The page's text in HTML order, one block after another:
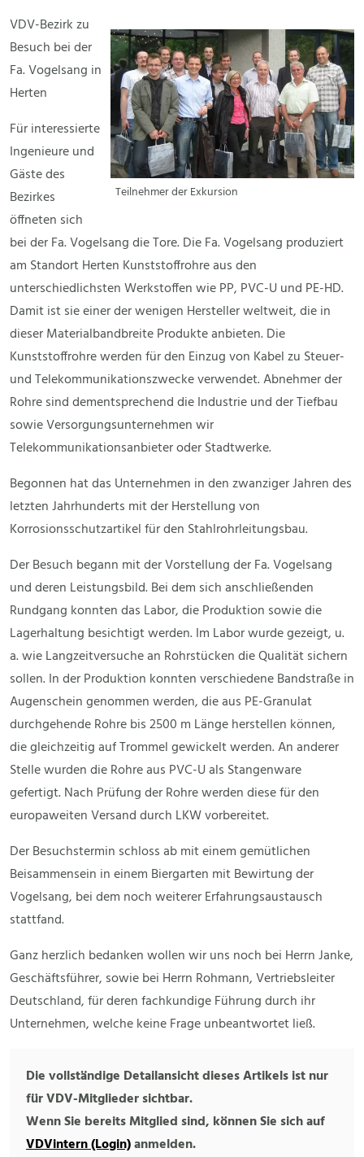
Teilnehmer der Exkursion
VDV-Bezirk zu
Besuch bei der
Fa. Vogelsang in
Herten
Für interessierte
Ingenieure und
Gäste des
Bezirkes
öffneten sich
bei der Fa. Vogelsang die Tore. Die Fa. Vogelsang produziert
am Standort Herten Kunststoffrohre aus den
unterschiedlichsten Werkstoffen wie PP, PVC-U und PE-HD.
Damit ist sie einer der wenigen Hersteller weltweit, die in
dieser Materialbandbreite Produkte anbieten. Die
Kunststoffrohre werden für den Einzug von Kabel zu Steuer-
und Telekommunikationszwecke verwendet. Abnehmer der
Rohre sind dementsprechend die Industrie und der Tiefbau
sowie Versorgungsunternehmen wir
Telekommunikationsanbieter oder Stadtwerke.
Begonnen hat das Unternehmen in den zwanziger Jahren des
letzten Jahrhunderts mit der Herstellung von
Korrosionsschutzartikel für den Stahlrohrleitungsbau.
Der Besuch begann mit der Vorstellung der Fa. Vogelsang
und deren Leistungsbild. Bei dem sich anschließenden
Rundgang konnten das Labor, die Produktion sowie die
Lagerhaltung besichtigt werden. Im Labor wurde gezeigt, u.
a. wie Langzeitversuche an Rohrstücken die Qualität sichern
sollen. In der Produktion konnten verschiedene Bandstraße in
Augenschein genommen werden, die aus PE-Granulat
durchgehende Rohre bis 2500 m Länge herstellen können,
die gleichzeitig auf Trommel gewickelt werden. An anderer
Stelle wurden die Rohre aus PVC-U als Stangenware
gefertigt. Nach Prüfung der Rohre werden diese für den
europaweiten Versand durch LKW vorbereitet.
Der Besuchstermin schloss ab mit einem gemütlichen
Beisammensein in einem Biergarten mit Bewirtung der
Vogelsang, bei dem noch weiterer Erfahrungsaustausch
stattfand.
Ganz herzlich bedanken wollen wir uns noch bei Herrn Janke,
Geschäftsführer, sowie bei Herrn Rohmann, Vertriebsleiter
Deutschland, für deren fachkundige Führung durch ihr
Unternehmen, welche keine Frage unbeantwortet ließ.
Die vollständige Detailansicht dieses Artikels ist nur
für VDV-Mitglieder sichtbar.
Wenn Sie bereits Mitglied sind, können Sie sich auf
VDVintern (Login)anmelden.